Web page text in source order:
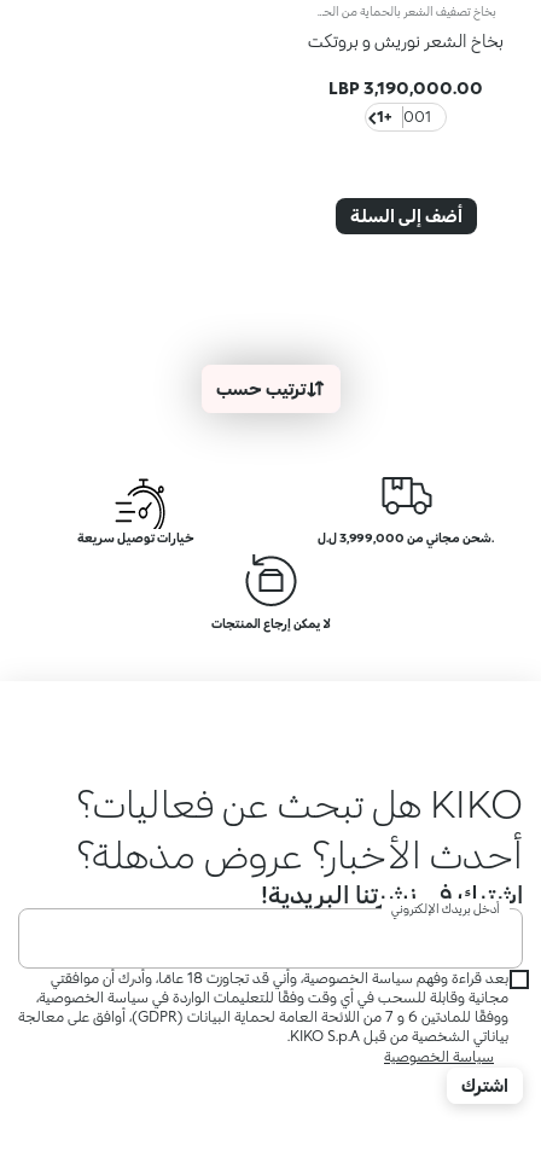
بخاخ الشعر نوريش و بروتكت
3,190,000.00 LBP
001
+1
أضف إلى السلة
ترتيب حسب
.شحن مجاني من 3,999,000 ل.ل خيارات توصيل سريعة
لا يمكن إرجاع المنتجات
KIKO هل تبحث عن فعاليات؟
أحدث الأخبار؟ عروض مذهلة؟
اشترك في نشرتنا البريدية!
أدخل بريدك الإلكتروني
بعد قراءة وفهم سياسة الخصوصية، وأني قد تجاوزت 18 عامًا، وأدرك أن موافقتي
مجانية وقابلة للسحب في أي وقت وفقًا للتعليمات الواردة في سياسة الخصوصية،
ووفقًا للمادتين 6 و 7 من اللائحة العامة لحماية البيانات (GDPR)، أوافق على معالجة
بياناتي الشخصية من قبل KIKO S.p.A.
سياسة الخصوصية
اشترك